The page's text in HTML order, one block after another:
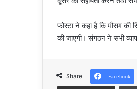
फोस्टा ने कहा है कि मौसम की
की जाएगी। संगठन ने सभी
Share Facebook